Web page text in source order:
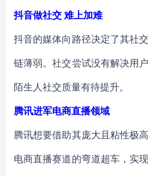
抖音做社交 难上加难
抖音的媒体向路径决定了其社
链薄弱。社交尝试没有解决用
陌生人社交质量有待提升。
腾讯进军电商直播领域
腾讯想要借助其庞大且粘性极
电商直播赛道的弯道超车，实